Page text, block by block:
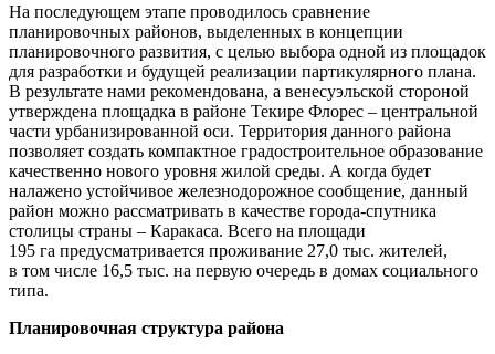
На последующем этапе проводилось сравнение
планировочных районов, выделенных в концепции
планировочного развития, с целью выбора одной из площадок
для разработки и будущей реализации партикулярного плана.
В результате нами рекомендована, а венесуэльской стороной
утверждена площадка в районе Текире Флорес – центральной
части урбанизированной оси. Территория данного района
позволяет создать компактное градостроительное образование
качественно нового уровня жилой среды. А когда будет
налажено устойчивое железнодорожное сообщение, данный
район можно рассматривать в качестве города-спутника
столицы страны – Каракаса. Всего на площади
195 га предусматривается проживание 27,0 тыс. жителей,
в том числе 16,5 тыс. на первую очередь в домах социального
типа.
Планировочная структура района